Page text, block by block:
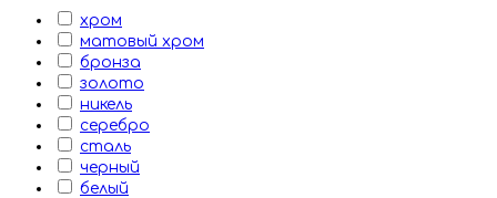
хром
матовый хром
бронза
золото
никель
серебро
сталь
черный
белый